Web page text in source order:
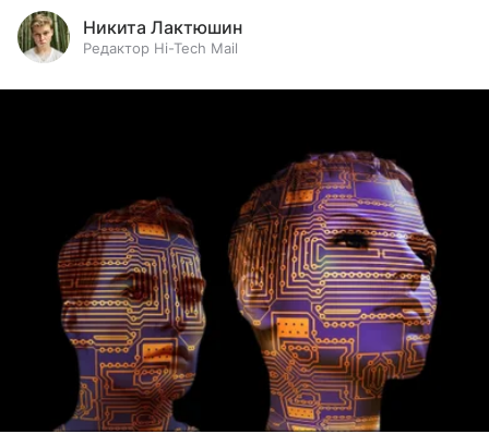
Никита Лактюшин
Редактор Hi-Tech Mail